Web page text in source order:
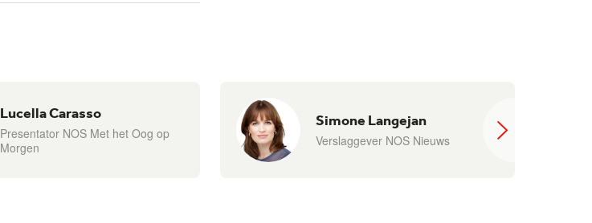
Lucella Carasso
Presentator NOS Met het Oog op
Morgen
Simone Langejan
Verslaggever NOS Nieuws